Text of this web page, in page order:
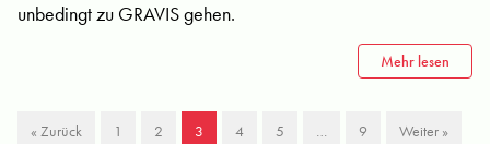
unbedingt zu GRAVIS gehen.
Mehr lesen
« Zurück 1 2 3 4 5 … 9 Weiter »